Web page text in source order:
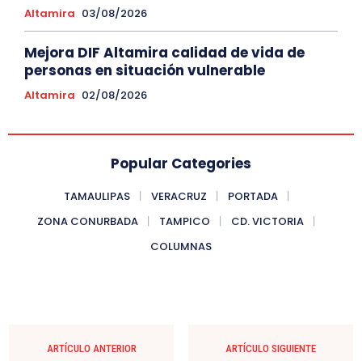
Altamira 03/08/2026
Mejora DIF Altamira calidad de vida de
personas en situación vulnerable
Altamira 02/08/2026
Popular Categories
TAMAULIPAS VERACRUZ
PORTADA
ZONA CONURBADA
TAMPICO
CD. VICTORIA
COLUMNAS
ARTÍCULO ANTERIOR ARTÍCULO SIGUIENTE